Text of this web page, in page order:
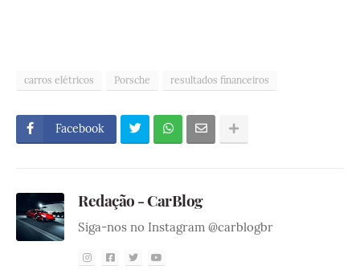
carros elétricos Porsche resultados financeiros
Facebook
Redação - CarBlog
Siga-nos no Instagram @carblogbr